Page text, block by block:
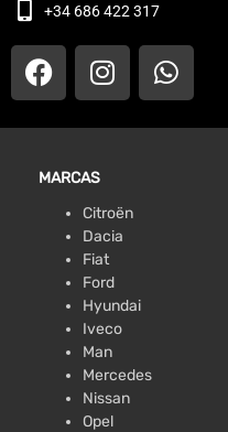
+34 686 422 317
MARCAS
Citroën
Dacia
Fiat
Ford
Hyundai
Iveco
Man
Mercedes
Nissan
Opel